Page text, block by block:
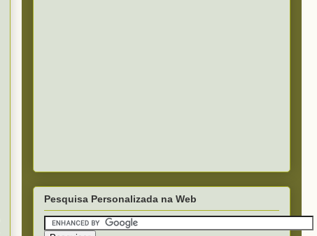
Pesquisa Personalizada na Web